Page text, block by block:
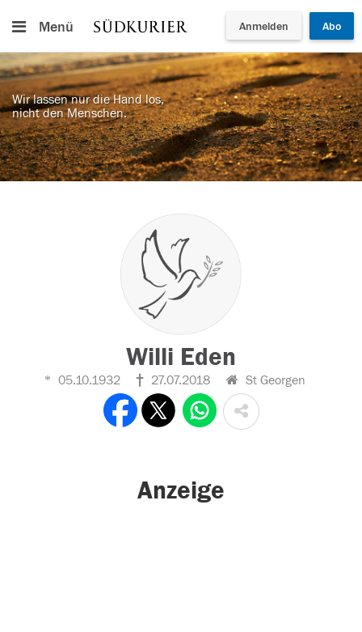
Menü Anmelden Abo
Wir lassen nur die Hand los,
nicht den Menschen.
Willi Eden
05.10.1932 27.07.2018 St Georgen
Anzeige